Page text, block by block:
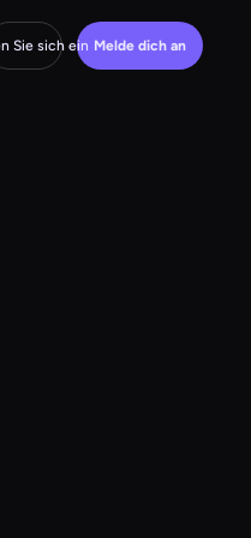
Sie sich ein Melde dich an